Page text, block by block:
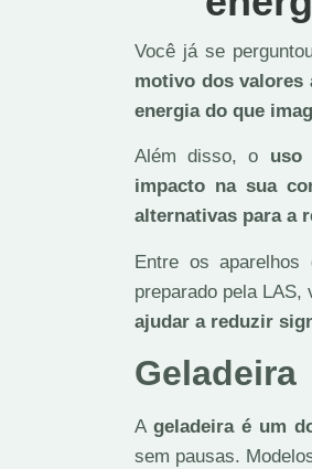
Você já se
motivo dos valores
energia do que
Além disso, o uso
impacto na sua
alternativas para a
Entre os aparelhos
preparado pela
ajudar a reduzir
Geladeira
A geladeira é um
sem pausas.